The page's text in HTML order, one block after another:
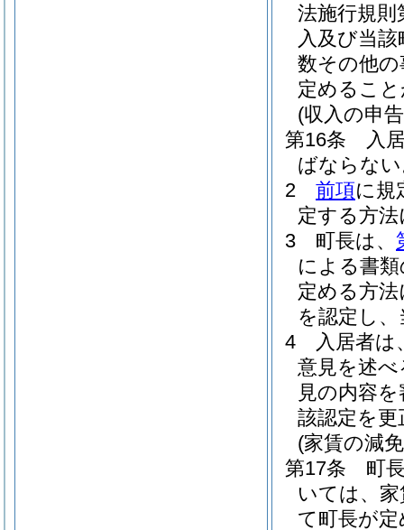
法施行規
入及び当
数その他
定めるこ
(収入の申
第16条
入
ばならな
2
前項に規
定する方
3
町長は、
による書
定める方
を認定し
4
入居者は
意見を述
見の内容
該認定を
(家賃の減
第17条
町
いては、
て町長が